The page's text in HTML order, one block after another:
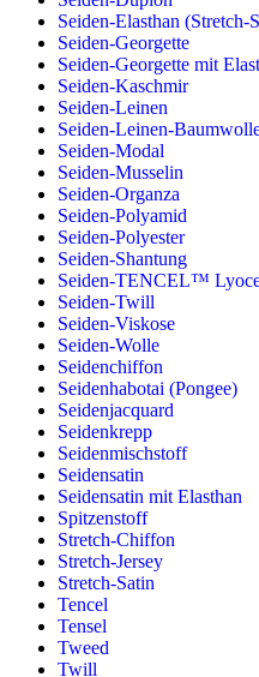
Seiden-Elasthan (Stretch-
Seiden-Georgette
Seiden-Georgette mit
Seiden-Kaschmir
Seiden-Leinen
Seiden-Leinen-
Seiden-Modal
Seiden-Musselin
Seiden-Organza
Seiden-Polyamid
Seiden-Polyester
Seiden-Shantung
Seiden-TENCEL™
Seiden-Twill
Seiden-Viskose
Seiden-Wolle
Seidenchiffon
Seidenhabotai (Pongee)
Seidenjacquard
Seidenkrepp
Seidenmischstoff
Seidensatin
Seidensatin mit Elasthan
Spitzenstoff
Stretch-Chiffon
Stretch-Jersey
Stretch-Satin
Tencel
Tensel
Tweed
Twill